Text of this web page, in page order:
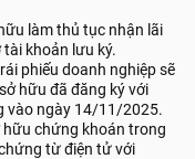
làm thủ tục nhận lãi
khoản lưu ký.
phiếu doanh nghiệp sẽ
hữu đã đăng ký với
vào ngày 14/11/2025.
hữu chứng khoán trong
từ điện tử với